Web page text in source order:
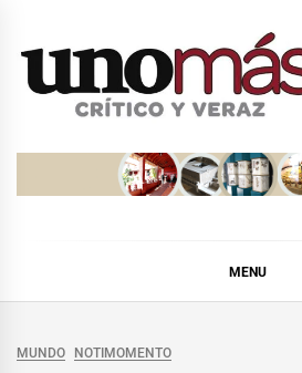
MENU
MUNDO NOTIMOMENTO